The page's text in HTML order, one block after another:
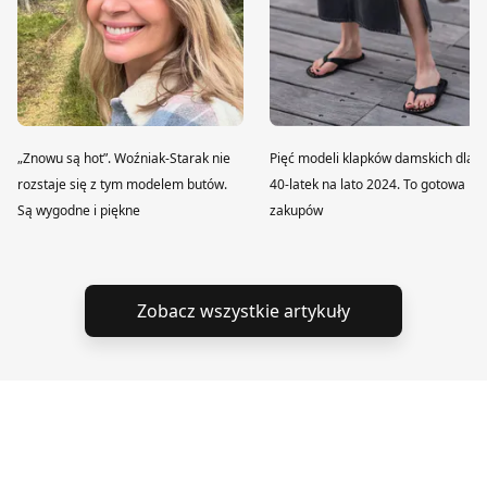
„Znowu są hot”. Woźniak-Starak nie
rozstaje się z tym modelem butów.
Są wygodne i piękne
Pięć modeli klapków damskich dla
40-latek na lato 2024. To gotowa
zakupów
Zobacz wszystkie artykuły